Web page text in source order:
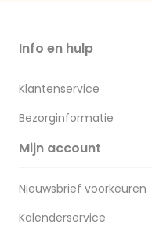
Info en hulp
Klantenservice
Bezorginformatie
Mijn account
Nieuwsbrief voorkeuren
Kalenderservice